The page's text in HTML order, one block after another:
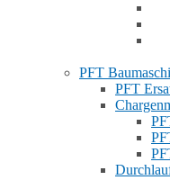
PFT
PFT